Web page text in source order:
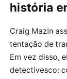
história
Craig Mazin
tentação de
Em vez disso,
detectivesco: